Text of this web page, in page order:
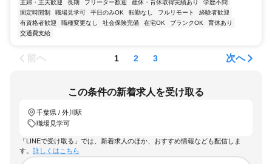
主婦・主夫歓迎 長期 フリーター歓迎 産休・育休取得実績あり
学歴不問
固定時間制
職場見学可 平日のみOK 転勤なし フルリモート
経験者歓迎
有資格者歓迎
職種変更なし 社会保険完備 在宅OK ブランクOK
育休あり
交通費支給
前へ 1 2 3 次へ
この条件の新着求人を受け取る
千葉県 / 外川駅
職場見学可
「LINEで受け取る」では、新着求人のほか、おすすめ情報なども配信しま
す。 詳しくはこちら